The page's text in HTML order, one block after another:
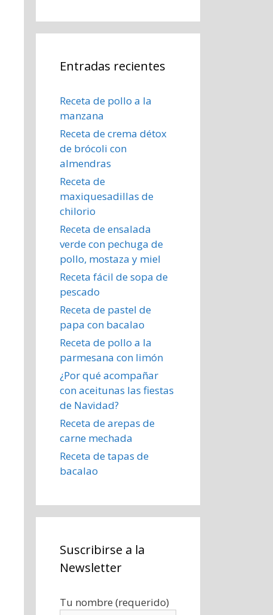
Entradas recientes
Receta de pollo a la
manzana
Receta de crema détox
de brócoli con
almendras
Receta de
maxiquesadillas de
chilorio
Receta de ensalada
verde con pechuga de
pollo, mostaza y miel
Receta fácil de sopa de
pescado
Receta de pastel de
papa con bacalao
Receta de pollo a la
parmesana con limón
¿Por qué acompañar
con aceitunas las fiestas
de Navidad?
Receta de arepas de
carne mechada
Receta de tapas de
bacalao
Suscribirse a la
Newsletter
Tu nombre (requerido)